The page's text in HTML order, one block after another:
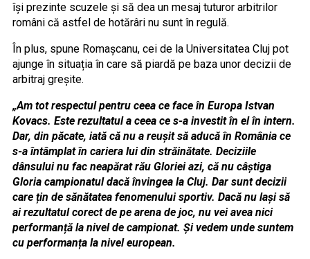
își prezinte scuzele și să dea un mesaj tuturor arbitrilor
români că astfel de hotărâri nu sunt în regulă.
În plus, spune Romașcanu, cei de la Universitatea Cluj pot
ajunge în situația în care să piardă pe baza unor decizii de
arbitraj greșite.
„Am tot respectul pentru ceea ce face în Europa Istvan
Kovacs. Este rezultatul a ceea ce s-a investit în el în intern.
Dar, din păcate, iată că nu a reușit să aducă în România ce
s-a întâmplat în cariera lui din străinătate. Deciziile
dânsului nu fac neapărat rău Gloriei azi, că nu câștiga
Gloria campionatul dacă învingea la Cluj. Dar sunt decizii
care țin de sănătatea fenomenului sportiv. Dacă nu lași să
ai rezultatul corect de pe arena de joc, nu vei avea nici
performanță la nivel de campionat. Și vedem unde suntem
cu performanța la nivel european.